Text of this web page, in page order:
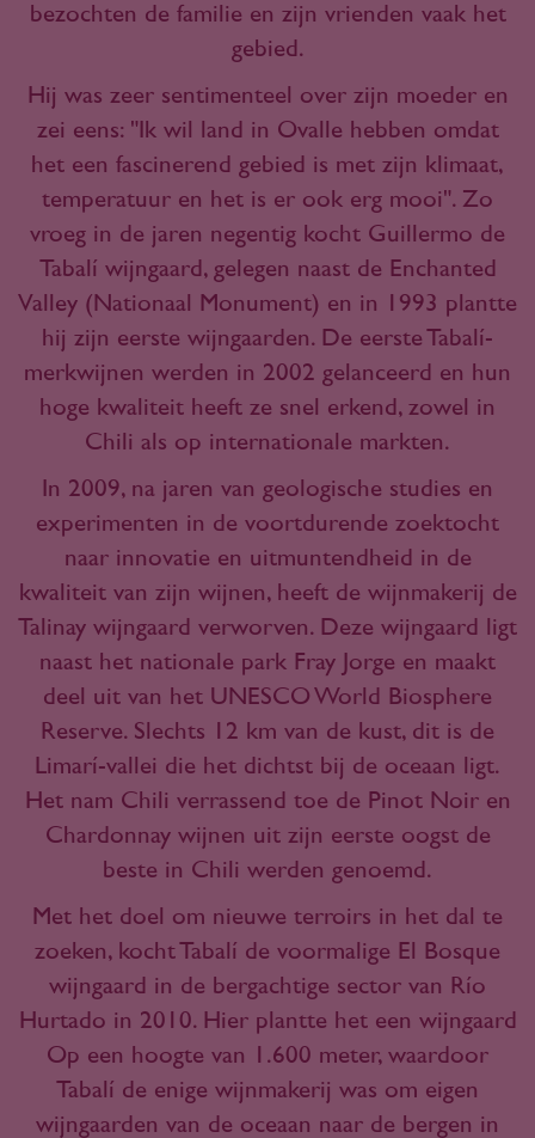
bezochten de familie en zijn vrienden vaak het
gebied.
Hij was zeer sentimenteel over zijn moeder en
zei eens: "Ik wil land in Ovalle hebben omdat
het een fascinerend gebied is met zijn klimaat,
temperatuur en het is er ook erg mooi". Zo
vroeg in de jaren negentig kocht Guillermo de
Tabalí wijngaard, gelegen naast de Enchanted
Valley (Nationaal Monument) en in 1993 plantte
hij zijn eerste wijngaarden. De eerste Tabalí-
merkwijnen werden in 2002 gelanceerd en hun
hoge kwaliteit heeft ze snel erkend, zowel in
Chili als op internationale markten.
In 2009, na jaren van geologische studies en
experimenten in de voortdurende zoektocht
naar innovatie en uitmuntendheid in de
kwaliteit van zijn wijnen, heeft de wijnmakerij de
Talinay wijngaard verworven. Deze wijngaard ligt
naast het nationale park Fray Jorge en maakt
deel uit van het UNESCO World Biosphere
Reserve. Slechts 12 km van de kust, dit is de
Limarí-vallei die het dichtst bij de oceaan ligt.
Het nam Chili verrassend toe de Pinot Noir en
Chardonnay wijnen uit zijn eerste oogst de
beste in Chili werden genoemd.
Met het doel om nieuwe terroirs in het dal te
zoeken, kocht Tabalí de voormalige El Bosque
wijngaard in de bergachtige sector van Río
Hurtado in 2010. Hier plantte het een wijngaard
Op een hoogte van 1.600 meter, waardoor
Tabalí de enige wijnmakerij was om eigen
wijngaarden van de oceaan naar de bergen in